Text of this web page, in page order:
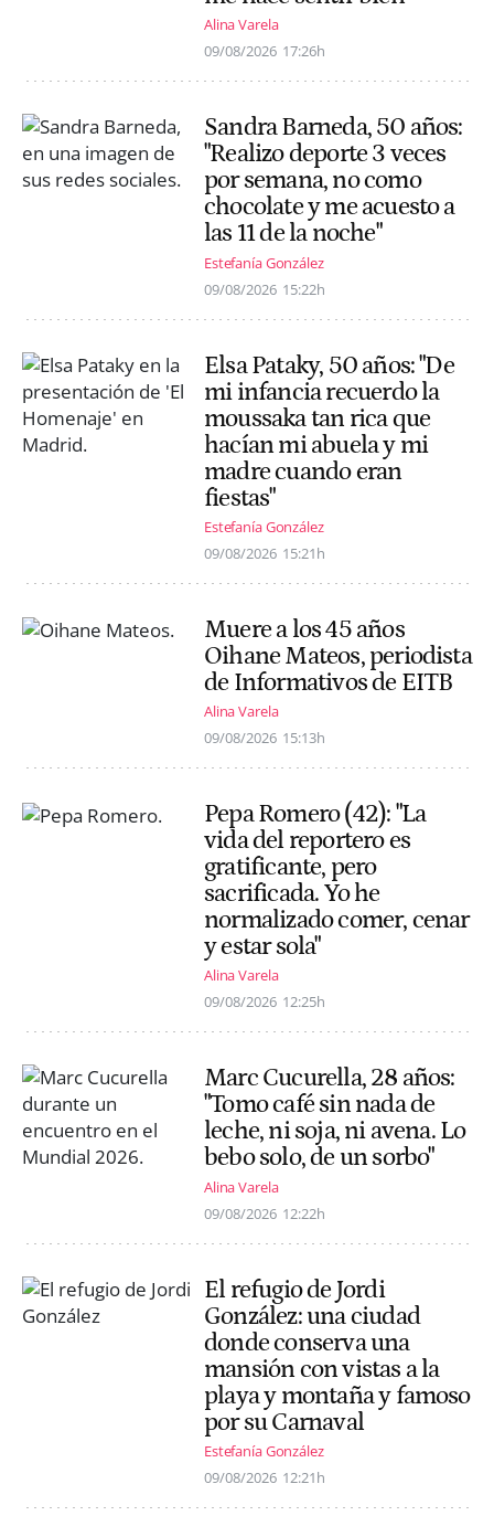
Alina Varela
09/08/2026 17:26h
Sandra Barneda, 50 años:
"Realizo deporte 3 veces
por semana, no como
chocolate y me acuesto a
las 11 de la noche"
Estefanía González
09/08/2026 15:22h
Elsa Pataky, 50 años: "De
mi infancia recuerdo la
moussaka tan rica que
hacían mi abuela y mi
madre cuando eran
fiestas"
Estefanía González
09/08/2026 15:21h
Muere a los 45 años
Oihane Mateos, periodista
de Informativos de EITB
Alina Varela
09/08/2026 15:13h
Pepa Romero (42): "La
vida del reportero es
gratificante, pero
sacrificada. Yo he
normalizado comer, cenar
y estar sola"
Alina Varela
09/08/2026 12:25h
Marc Cucurella, 28 años:
"Tomo café sin nada de
leche, ni soja, ni avena. Lo
bebo solo, de un sorbo"
Alina Varela
09/08/2026 12:22h
El refugio de Jordi
González: una ciudad
donde conserva una
mansión con vistas a la
playa y montaña y famoso
por su Carnaval
Estefanía González
09/08/2026 12:21h